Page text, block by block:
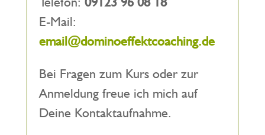
E-Mail:
email@dominoeffektcoaching.de
Bei Fragen zum Kurs oder zur
Anmeldung freue ich mich auf
Deine Kontaktaufnahme.